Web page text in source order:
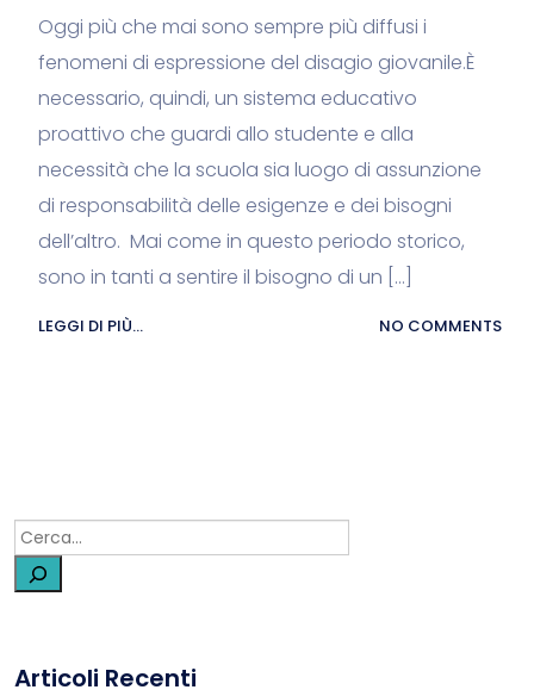
Oggi più che mai sono sempre più diffusi i
fenomeni di espressione del disagio giovanile.È
necessario, quindi, un sistema educativo
proattivo che guardi allo studente e alla
necessità che la scuola sia luogo di assunzione
di responsabilità delle esigenze e dei bisogni
dell’altro. Mai come in questo periodo storico,
sono in tanti a sentire il bisogno di un […]
LEGGI DI PIÙ... NO COMMENTS
Articoli Recenti